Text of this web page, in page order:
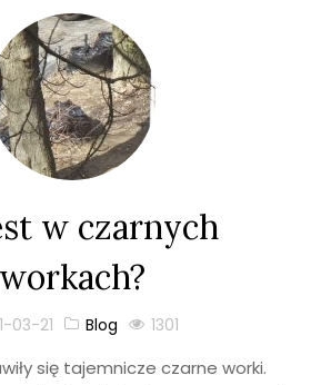
w czarnych
workach?
03-21 Blog 1301
się tajemnicze czarne worki.